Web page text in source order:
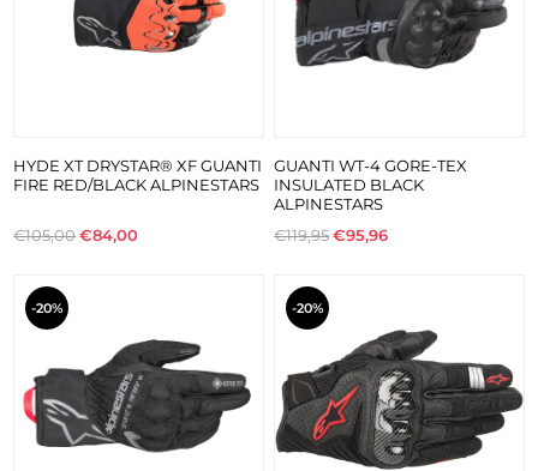
HYDE XT DRYSTAR® XF GUANTI
FIRE RED/BLACK ALPINESTARS
€105,00€84,00
GUANTI WT-4 GORE-TEX
INSULATED BLACK
ALPINESTARS
€119,95€95,96
-20% -20%